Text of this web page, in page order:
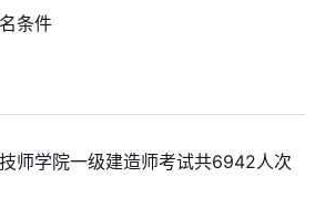
条件
师学院一级建造师考试共6942人次